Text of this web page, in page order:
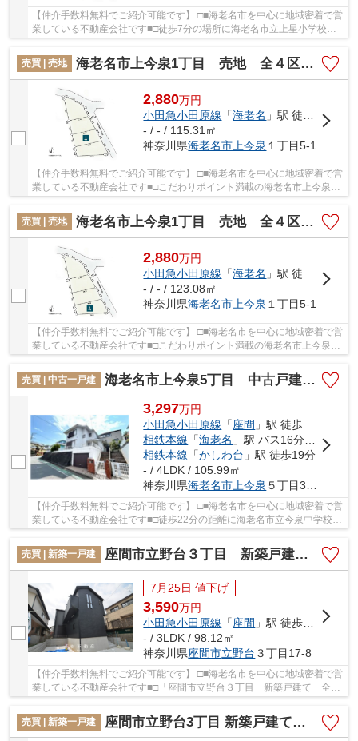
【仲介手数料無料でご紹介可能です】 □■海老名市を中心に地域密着で営
業している不動産会社です■□徒歩7分の場所に海老名市立上星小学校が
売買 | 売地
海老名市上今泉1丁目 売地 全４区画【仲介手数料無料】
2,880万円
小田急小田原線 「海老名 」駅 徒歩22分
- / - / 115.31㎡
神奈川県海老名市 上今泉 １丁目5-1
【仲介手数料無料でご紹介可能です】 □■海老名市を中心に地域密着で営
業している不動産会社です■□こだわりポイント満載の海老名市上今泉1
売買 | 売地
海老名市上今泉1丁目 売地 全４区画【仲介手数料無料】
2,880万円
小田急小田原線 「海老名 」駅 徒歩22分
- / - / 123.08㎡
神奈川県海老名市 上今泉 １丁目5-1
【仲介手数料無料でご紹介可能です】 □■海老名市を中心に地域密着で営
業している不動産会社です■□こだわりポイント満載の海老名市上今泉1
売買 | 中古一戸建
海老名市上今泉5丁目 中古戸建て【仲介手数料無料】
3,297万円
小田急小田原線 「座間 」駅 徒歩18分
相鉄本線 「海老名 」駅 バス16分 「岩船地蔵尊」 停歩10分
相鉄本線 「かしわ台 」駅 徒歩19分
- / 4LDK / 105.99㎡
神奈川県海老名市 上今泉 ５丁目36-30
【仲介手数料無料でご紹介可能です】 □■海老名市を中心に地域密着で営
業している不動産会社です■□徒歩22分の距離に海老名市立今泉中学校が
あるのも魅力。快適な住環境が魅力的な中古の...
売買 | 新築一戸建
座間市立野台３丁目 新築戸建て 全１棟【仲介手数料無料】
7月25日 値下げ
3,590万円
小田急小田原線 「座間 」駅 徒歩20分
- / 3LDK / 98.12㎡
神奈川県座間市立野台 ３丁目17-8
【仲介手数料無料でご紹介可能です】 □■海老名市を中心に地域密着で営
業している不動産会社です■□「座間市立野台３丁目 新築戸建て 全１
棟【仲介手数料無料】」のここがイチオシ。ロ...
売買 | 新築一戸建
座間市立野台3丁目 新築戸建て 全２棟 【仲介手数料無料】